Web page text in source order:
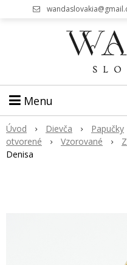
Menu
Úvod Dievča Papučky
otvorené
Vzorované
Denisa